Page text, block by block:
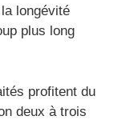
longévité
plus long
profitent du
deux à trois